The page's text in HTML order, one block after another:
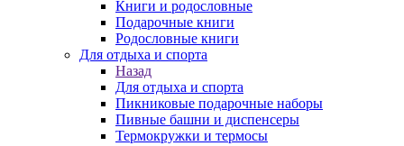
Книги и родословные
Подарочные книги
Родословные книги
Для отдыха и спорта
Назад
Для отдыха и спорта
Пикниковые подарочные наборы
Пивные башни и диспенсеры
Термокружки и термосы